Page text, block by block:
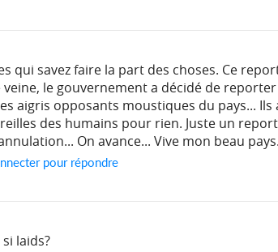
qui savez faire la part des choses. Ce
le gouvernement a décidé de
aigris opposants moustiques du pays... Ils
des humains pour rien. Juste un
On avance... Vive mon beau
pour répondre
laids?